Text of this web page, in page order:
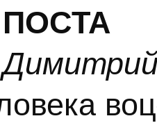
ПОСТА